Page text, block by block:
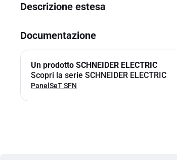
Descrizione estesa
Documentazione
Un prodotto SCHNEIDER ELECTRIC
Scopri la serie SCHNEIDER ELECTRIC
PanelSeT SFN